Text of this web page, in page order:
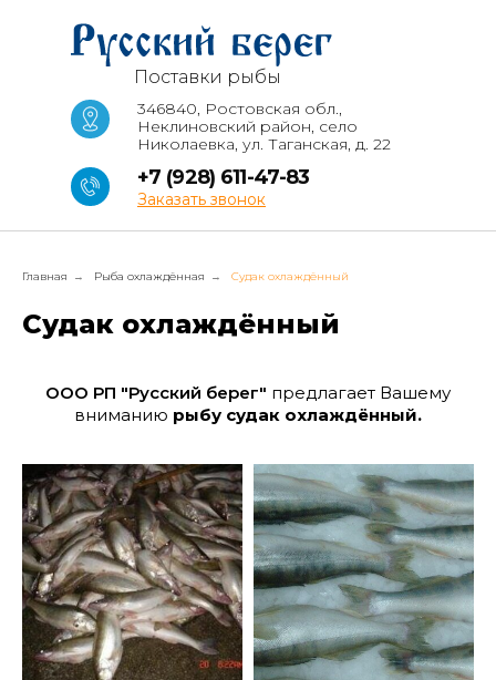
Поставки рыбы
346840, Ростовская обл.,
Неклиновский район, село
Николаевка, ул. Таганская, д. 22
Заказать звонок
+7 (928) 611-47-83
Главная → Рыба охлаждённая → Cудак охлаждённый
Cудак охлаждённый
ООО РП "Русский берег" предлагает Вашему
вниманию рыбу судак охлаждённый.